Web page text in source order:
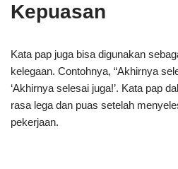
Kepuasan
Kata pap juga bisa digunakan
kelegaan. Contohnya, “Akhirnya
‘Akhirnya selesai juga!’. Kata pap
rasa lega dan puas setelah
pekerjaan.